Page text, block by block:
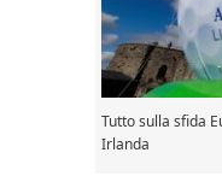
Tutto sulla sfida
Irlanda